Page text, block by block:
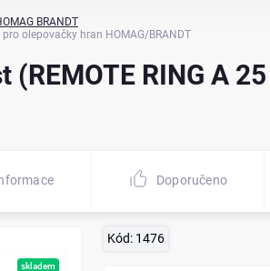
BRANDT
pro olepovačky hran HOMAG/BRANDT
(REMOTE RING A
Doporučeno
skladem
Kód: 1476